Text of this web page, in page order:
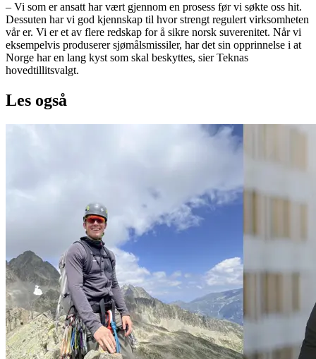
– Vi som er ansatt har vært gjennom en prosess før vi søkte oss hit.
Dessuten har vi god kjennskap til hvor strengt regulert virksomheten
vår er. Vi er et av flere redskap for å sikre norsk suverenitet. Når vi
eksempelvis produserer sjømålsmissiler, har det sin opprinnelse i at
Norge har en lang kyst som skal beskyttes, sier Teknas
hovedtillitsvalgt.
Les også